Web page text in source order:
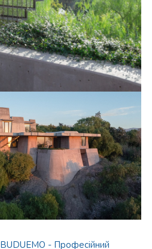
BUDUEMO - Професійний